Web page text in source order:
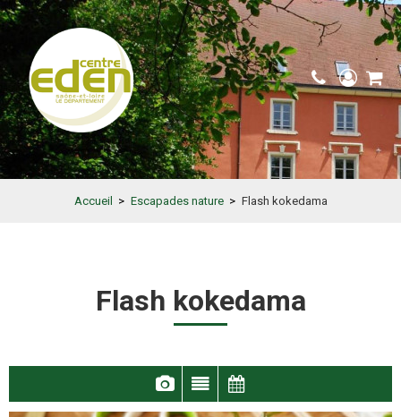
Accueil > Escapades nature > Flash kokedama
Flash kokedama